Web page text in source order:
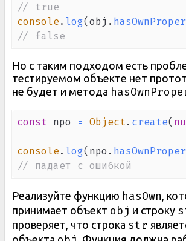
// true
console. log(obj .
// false
Но с таким подходом есть
тестируемом объекте нет
не будет и метода
const npo = Object. create(
console. log( npo .
// падает с ошибкой
Реализуйте функцию hasOwn,
принимает объект obj и строку
проверяет, что строка str